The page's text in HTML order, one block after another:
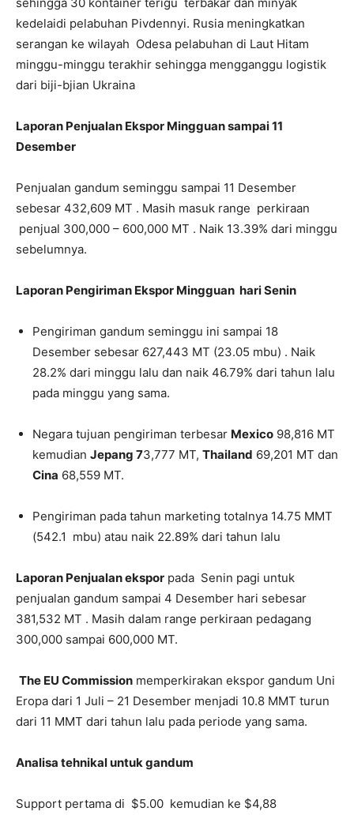
kedelaidi pelabuhan Pivdennyi. Rusia meningkatkan
serangan ke wilayah Odesa pelabuhan di Laut Hitam
minggu-minggu terakhir sehingga mengganggu logistik
dari biji-bjian Ukraina
Laporan Penjualan Ekspor Mingguan sampai 11
Desember
Penjualan gandum seminggu sampai 11 Desember
sebesar 432,609 MT . Masih masuk range perkiraan
penjual 300,000 – 600,000 MT . Naik 13.39% dari minggu
sebelumnya.
Laporan Pengiriman Ekspor Mingguan hari Senin
Pengiriman gandum seminggu ini sampai 18
Desember sebesar 627,443 MT (23.05 mbu) . Naik
28.2% dari minggu lalu dan naik 46.79% dari tahun lalu
pada minggu yang sama.
Negara tujuan pengiriman terbesar Mexico 98,816 MT
kemudian Jepang 73,777 MT, Thailand 69,201 MT dan
Cina 68,559 MT.
Pengiriman pada tahun marketing totalnya 14.75 MMT
(542.1 mbu) atau naik 22.89% dari tahun lalu
Laporan Penjualan ekspor pada Senin pagi untuk
penjualan gandum sampai 4 Desember hari sebesar
381,532 MT . Masih dalam range perkiraan pedagang
300,000 sampai 600,000 MT.
The EU Commission memperkirakan ekspor gandum Uni
Eropa dari 1 Juli – 21 Desember menjadi 10.8 MMT turun
dari 11 MMT dari tahun lalu pada periode yang sama.
Analisa tehnikal untuk gandum
Support pertama di $5.00 kemudian ke $4,88